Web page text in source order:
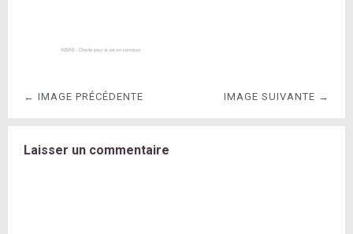
← IMAGE PRÉCÉDENTE IMAGE SUIVANTE →
Laisser un commentaire